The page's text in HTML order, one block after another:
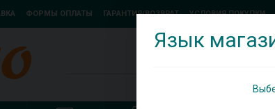
ФОРМЫ ОПЛАТЫ ГАРАНТИЯ/ВОЗВРАТ УСЛОВИЯ ПОКУПКИ
Язык